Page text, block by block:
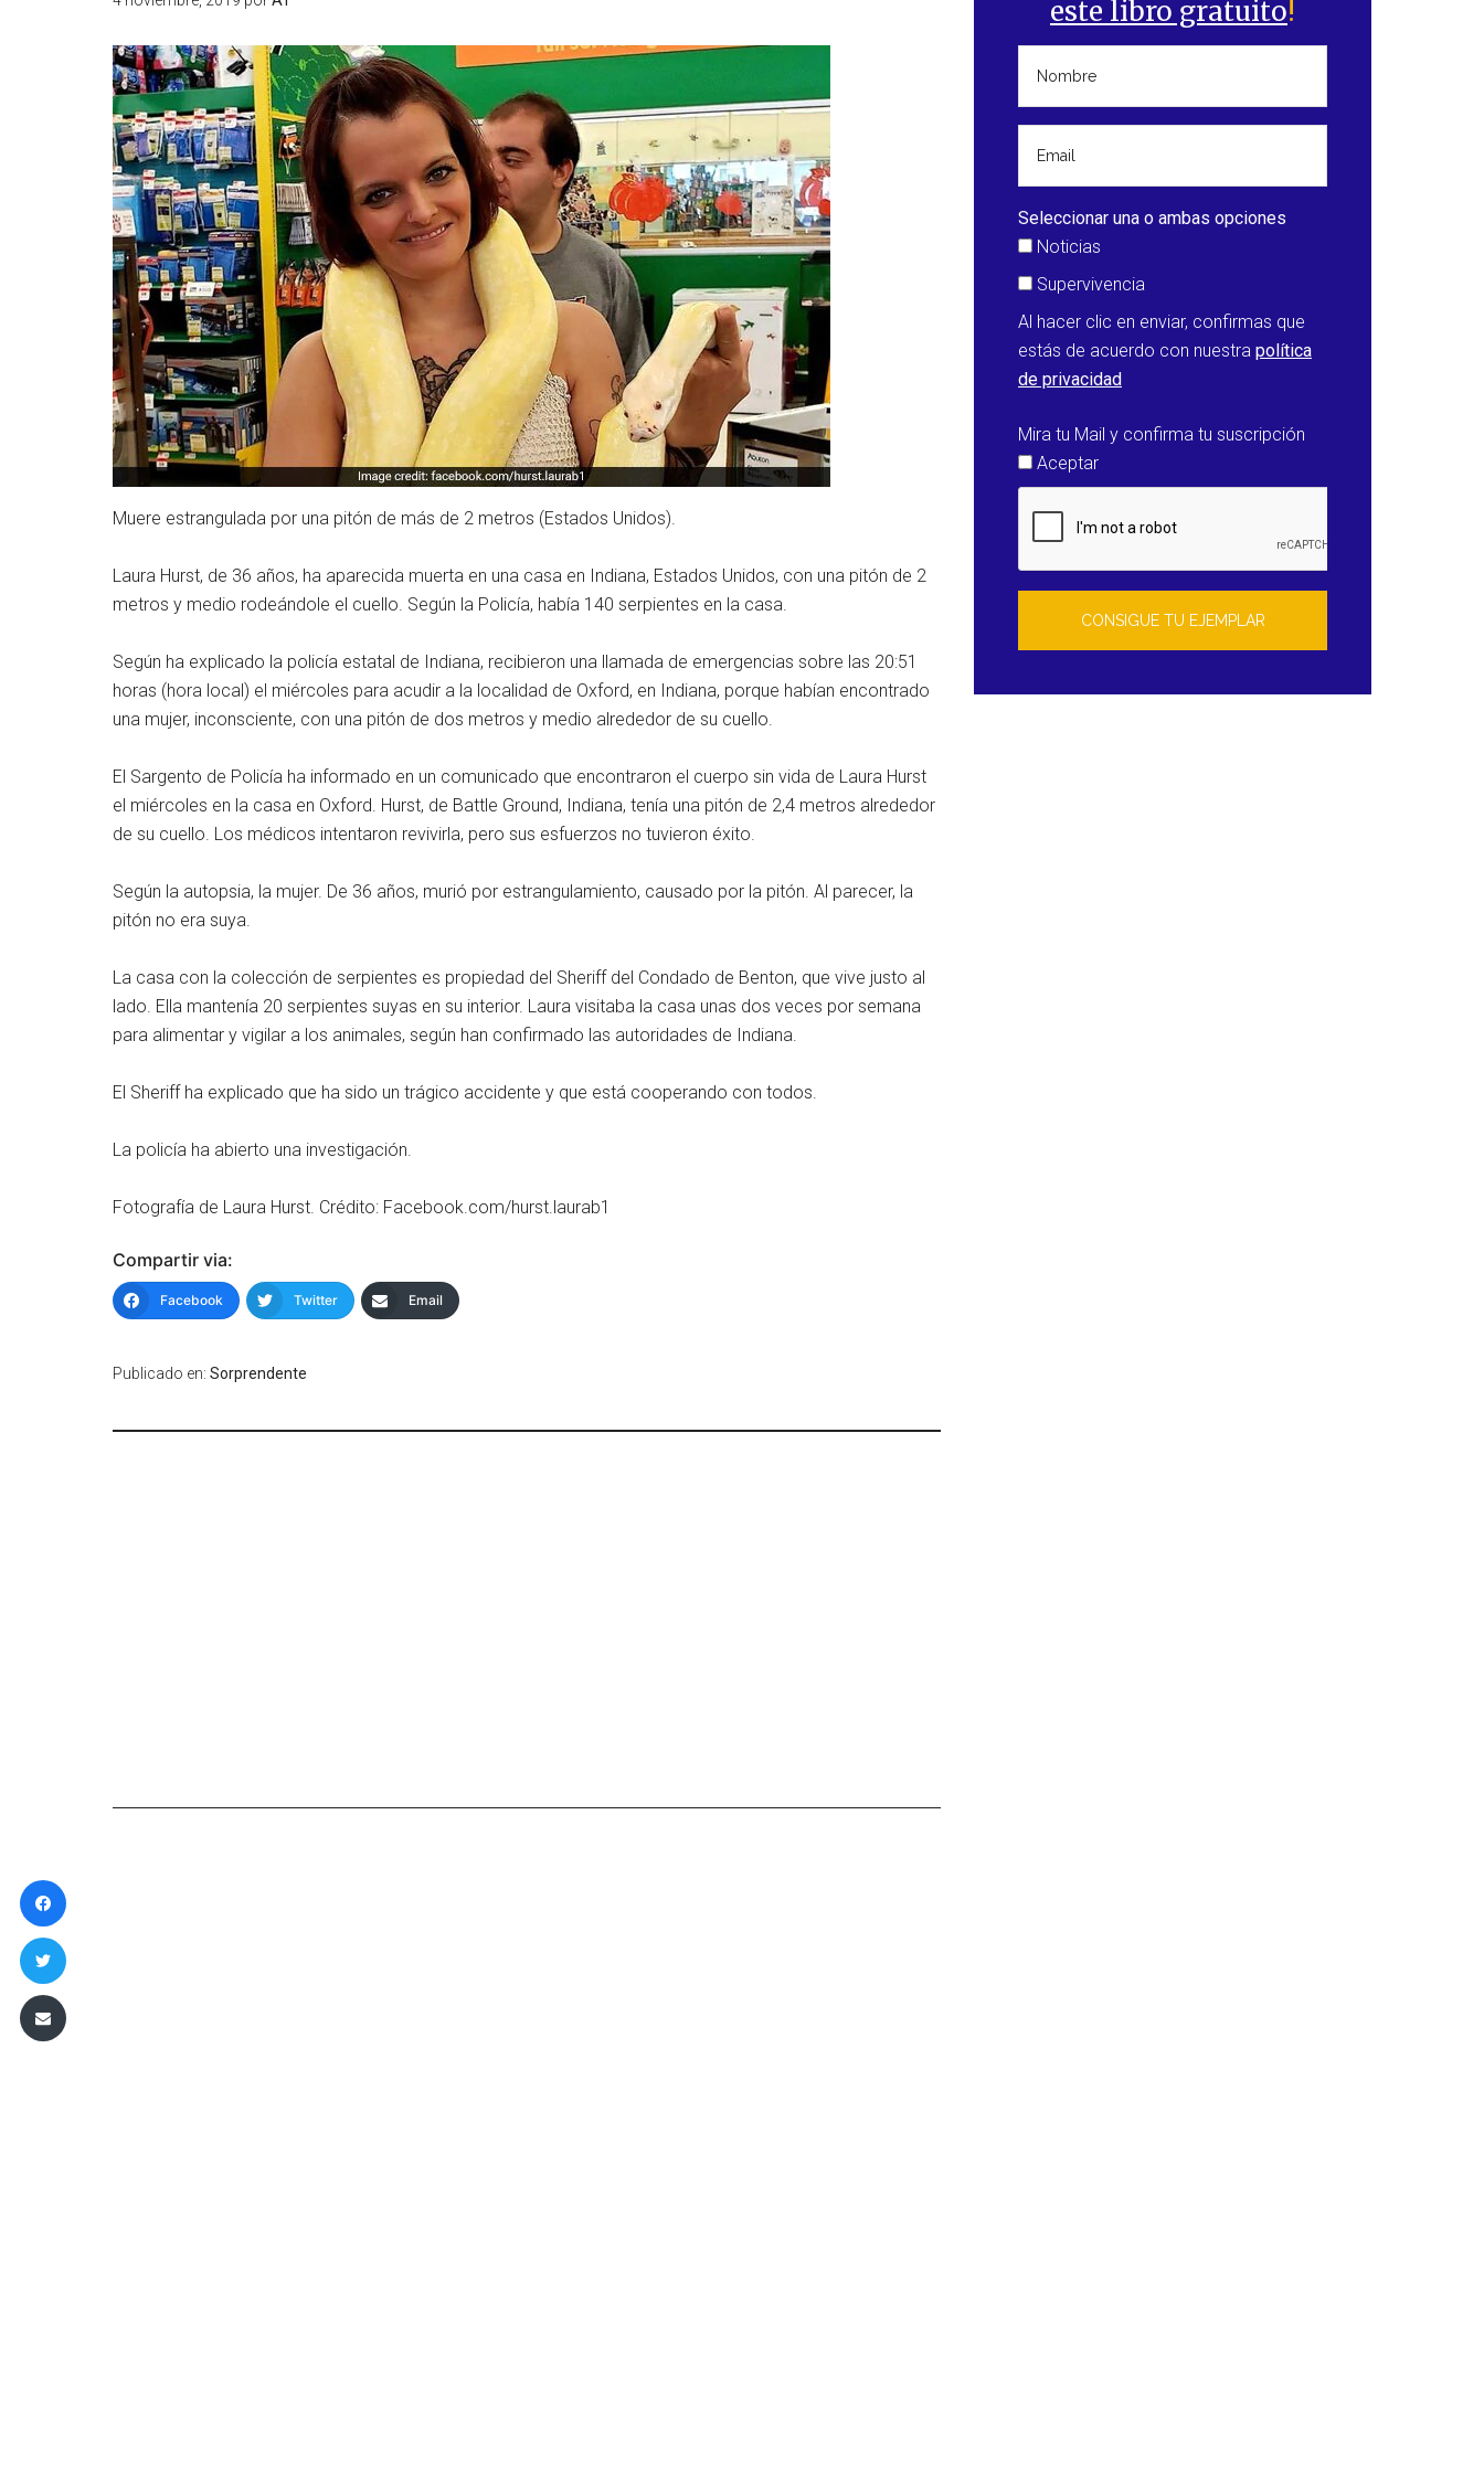
Muere estrangulada por una pitón de más de 2 metros (Estados Unidos).
Laura Hurst, de 36 años, ha aparecida muerta en una casa en Indiana, Estados Unidos, con una pitón de 2
metros y medio rodeándole el cuello. Según la Policía, había 140 serpientes en la casa.
Según ha explicado la policía estatal de Indiana, recibieron una llamada de emergencias sobre las 20:51
horas (hora local) el miércoles para acudir a la localidad de Oxford, en Indiana, porque habían encontrado
una mujer, inconsciente, con una pitón de dos metros y medio alrededor de su cuello.
El Sargento de Policía ha informado en un comunicado que encontraron el cuerpo sin vida de Laura Hurst
el miércoles en la casa en Oxford. Hurst, de Battle Ground, Indiana, tenía una pitón de 2,4 metros alrededor
de su cuello. Los médicos intentaron revivirla, pero sus esfuerzos no tuvieron éxito.
Según la autopsia, la mujer. De 36 años, murió por estrangulamiento, causado por la pitón. Al parecer, la
pitón no era suya.
La casa con la colección de serpientes es propiedad del Sheriff del Condado de Benton, que vive justo al
lado. Ella mantenía 20 serpientes suyas en su interior. Laura visitaba la casa unas dos veces por semana
para alimentar y vigilar a los animales, según han confirmado las autoridades de Indiana.
El Sheriff ha explicado que ha sido un trágico accidente y que está cooperando con todos.
La policía ha abierto una investigación.
Fotografía de Laura Hurst. Crédito: Facebook.com/hurst.laurab1
Compartir via:
Facebook Twitter Email
Publicado en: Sorprendente
este libro gratuito!
Seleccionar una o ambas opciones
Noticias
Supervivencia
Al hacer clic en enviar, confirmas que
estás de acuerdo con nuestra política
de privacidad
Mira tu Mail y confirma tu suscripción
Aceptar